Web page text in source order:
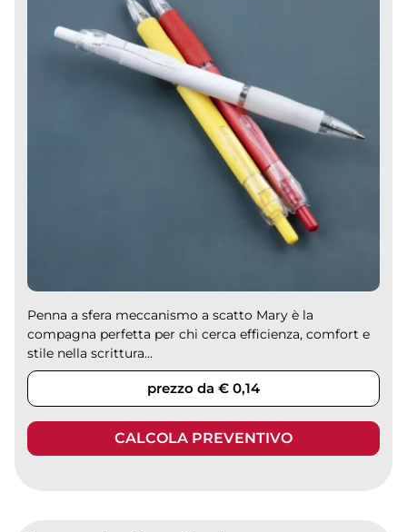
assicurando che questi capi possano essere
indossati con orgoglio per lungo tempo.
Penna a sfera meccanismo a scatto Mary è la
compagna perfetta per chi cerca efficienza, comfort e
stile nella scrittura...
prezzo da € 0,14
CALCOLA PREVENTIVO